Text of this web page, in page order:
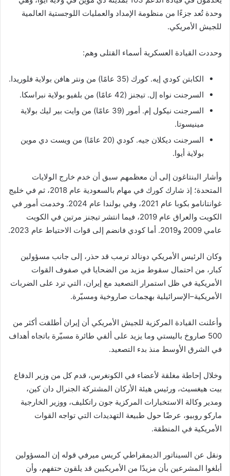
وحدة تُعد جزءًا من منظومة الإمداد والعمليات اللوجستية العالمية
للجيش الأمريكي.
وحددت القيادة العسكرية أسماء القتلى وهم:
الكابتن كودي إيه. كورك (35 عامًا) من ونتر هافن بولاية فلوريدا.
السرجنت نواه إل. تيجنز (42 عامًا) من بلفيو بولاية نبراسكا.
السرجنت نيكول إم. أمور (39 عامًا) من وايت بير ليك بولاية
مينيسوتا.
السرجنت ديكلان جيه. كودي (20 عامًا) من ويست دي موين
بولاية أيوا.
وأشار البنتاغون إلى أن معظمهم سبق أن خدم خارج الولايات
المتحدة؛ إذ شارك كورك في مهام بالسعودية عام 2018، ثم في خليج
غوانتانامو بكوبا عام 2021، وفي بولندا عام 2024. وخدمت أمور في
الكويت والعراق عام 2019، فيما انتشر تيجنز مرتين في الكويت
عامي 2009 و2019. أما كودي فانضم إلى قوات الاحتياط عام 2023.
وكان الرئيس الأمريكي دونالد ترمب قد حذر، إلى جانب مسؤولين
كبار، من احتمال سقوط مزيد من الضحايا في صفوف القوات
الأمريكية في ظل استمرار التصعيد مع إيران، التي ترد على الضربات
الأمريكية–الإسرائيلية بهجمات صاروخية ومسيّرة.
وأعلنت القيادة المركزية للجيش الأمريكي أن إيران أطلقت أكثر من
500 صاروخ باليستي وما يزيد على ألفي طائرة مسيّرة باتجاه أهداف
في الشرق الأوسط منذ بدء التصعيد.
وخلال إحاطة مغلقة لأعضاء في الكونغرس، قدم كل من وزير الدفاع
بيت هيغسيث، ورئيس هيئة الأركان المشتركة الجنرال دان كين،
ومدير وكالة الاستخبارات المركزية جون راتكليف، ووزير الخارجية
ماركو روبيو، عرضًا حول طبيعة التهديدات التي تواجه القوات
الأمريكية في المنطقة.
ونقل عن السيناتور الديمقراطي كريس ميرفي قوله إن المسؤولين
أبلغوا المشرعين بأن مزيدًا من الأمريكيين قد يلقون حتفهم، وأن